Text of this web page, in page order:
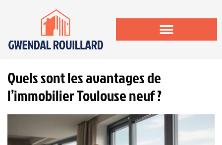
Quels sont les avantages de
l’immobilier Toulouse neuf ?